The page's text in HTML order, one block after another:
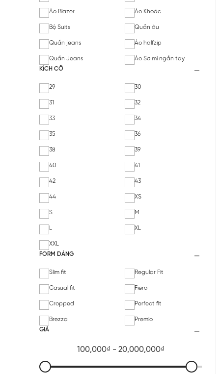
Áo Blazer Áo Khoác
Bộ Suits Quần âu
Quần jeans Áo halfzip
Quần Jeans
Áo Sơ mi ngắn tay
KÍCH CỠ
29 30
31 32
33 34
35 36
38 39
40 41
42 43
44 XS
S M
L XL
XXL
FORM DÁNG
Slim fit Regular Fit
Casual fit Fiero
Cropped Perfect fit
Brezza
Premio
GIÁ